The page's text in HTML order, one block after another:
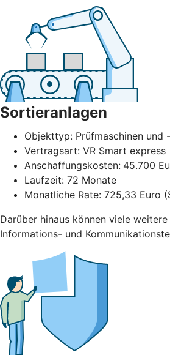
Sortieranlagen
Objekttyp: Prüfmaschinen und
Vertragsart: VR Smart express
Anschaffungskosten: 45.700
Laufzeit: 72 Monate
Monatliche Rate: 725,33 Euro
Darüber hinaus können viele
Informations- und